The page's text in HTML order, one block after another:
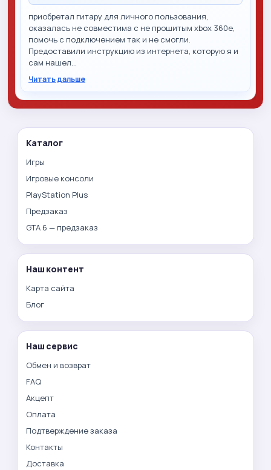
приобретал гитару для личного пользования,
оказалась не совместима с не прошитым xbox 360e,
помочь с подключением так и не смогли.
Предоставили инструкцию из интернета, которую я и
сам нашел…
Читать дальше
Каталог
Игры
Игровые консоли
PlayStation Plus
Предзаказ
GTA 6 — предзаказ
Наш контент
Карта сайта
Блог
Наш сервис
Обмен и возврат
FAQ
Акцепт
Оплата
Подтверждение заказа
Контакты
Доставка